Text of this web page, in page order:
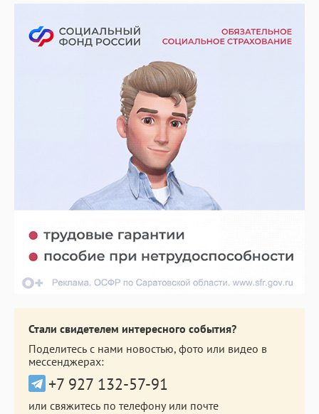
Стали свидетелем интересного события?
Поделитесь с нами новостью, фото или видео в
мессенджерах:
+7 927 132-57-91
или свяжитесь по телефону или почте